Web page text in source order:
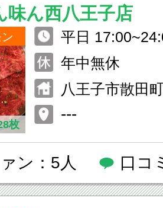
ん西八王子店
枚
平日 17:00~24:00 土
祝 16:30~24:00
年中無休
八王子市散田
---
ン：5人 口コ